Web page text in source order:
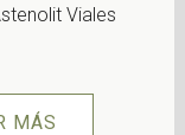
Viales
MÁS